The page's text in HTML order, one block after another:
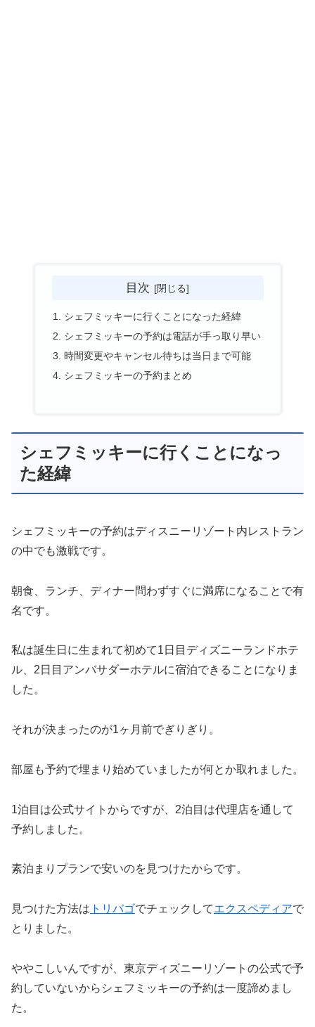
目次
シェフミッキーに行くことになった経緯
シェフミッキーの予約は電話が手っ取り早い
時間変更やキャンセル待ちは当日まで可能
シェフミッキーの予約まとめ
シェフミッキーに行くことになっ
た経緯
シェフミッキーの予約はディスニーリゾート内レストラン
の中でも激戦です。
朝食、ランチ、ディナー問わずすぐに満席になることで有
名です。
私は誕生日に生まれて初めて1日目ディズニーランドホテ
ル、2日目アンバサダーホテルに宿泊できることになりま
した。
それが決まったのが1ヶ月前でぎりぎり。
部屋も予約で埋まり始めていましたが何とか取れました。
1泊目は公式サイトからですが、2泊目は代理店を通して
予約しました。
素泊まりプランで安いのを見つけたからです。
見つけた方法は トリバゴでチェックしてエクスペディアで
とりました。
ややこしいんですが、東京ディズニーリゾートの公式で予
約していないからシェフミッキーの予約は一度諦めまし
た。